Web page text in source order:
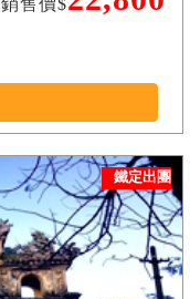
鐵定出團